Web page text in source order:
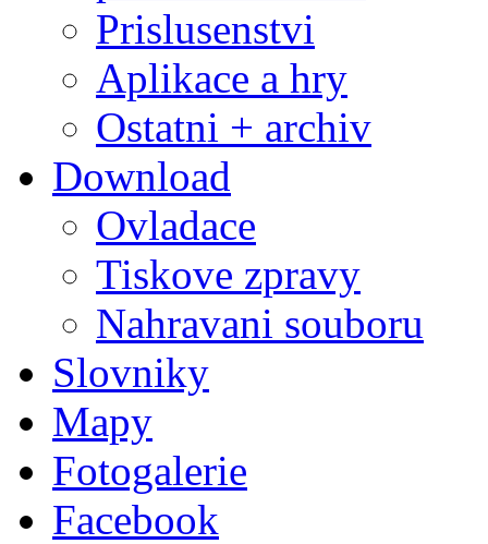
Prislusenstvi
Aplikace a hry
Ostatni + archiv
Download
Ovladace
Tiskove zpravy
Nahravani souboru
Slovniky
Mapy
Fotogalerie
Facebook